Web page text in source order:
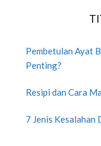
Pembetulan Ayat
Penting?
Resipi dan Cara
7 Jenis Kesalahan